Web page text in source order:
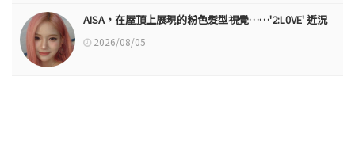
AISA，在屋頂上展現的粉色髮型視覺……'2:L0VE' 近況
2026/08/05